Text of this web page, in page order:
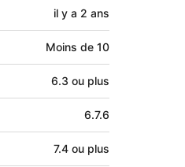
il y a 2 ans
Moins de 10
6.3 ou plus
6.7.6
7.4 ou plus